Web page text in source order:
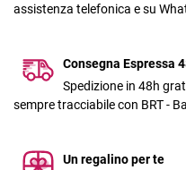
assistenza telefonica e su
Consegna Espressa
Spedizione in 48h
sempre tracciabile con BRT -
Un regalino per te